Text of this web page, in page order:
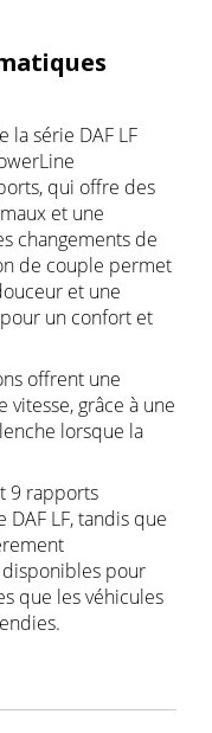
la série DAF LF
qui offre des
et une
changements de
de couple permet
et une
un confort et
offrent une
grâce à une
lorsque la
9 rapports
LF, tandis que
pour
que les véhicules